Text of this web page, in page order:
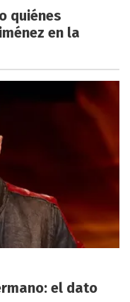
quiénes
en la
el dato